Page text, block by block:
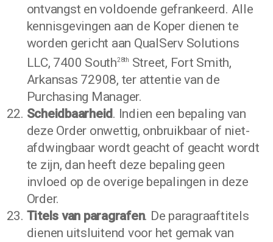
ontvangst en voldoende gefrankeerd. Alle
kennisgevingen aan de Koper dienen te
worden gericht aan QualServ Solutions
LLC, 7400 South28th Street, Fort Smith,
Arkansas 72908, ter attentie van de
Purchasing Manager.
Scheidbaarheid. Indien een bepaling van
deze Order onwettig, onbruikbaar of niet-
afdwingbaar wordt geacht of geacht wordt
te zijn, dan heeft deze bepaling geen
invloed op de overige bepalingen in deze
Order.
Titels van paragrafen. De paragraaftitels
dienen uitsluitend voor het gemak van